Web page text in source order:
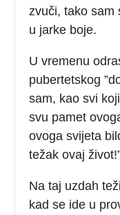
zvuči, tako sam
u jarke boje.
U vremenu
pubertetskog
sam, kao svi
svu pamet
ovoga svijeta
težak ovaj
Na taj uzdah
kad se ide u